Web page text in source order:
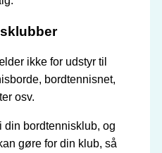
ikke for udstyr til
bordtennisnet,
osv.
din bordtennisklub, og
gøre for din klub, så